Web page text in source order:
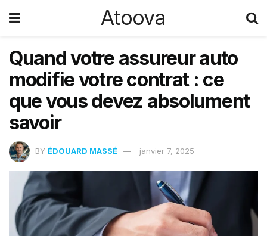
Atoova
Quand votre assureur auto
modifie votre contrat : ce
que vous devez absolument
savoir
BY ÉDOUARD MASSÉ janvier 7, 2025